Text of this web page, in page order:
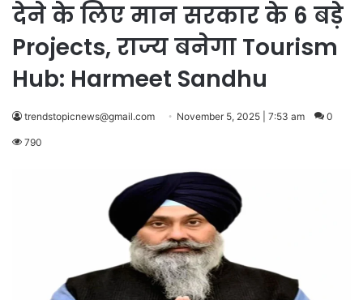
देने के लिए मान सरकार के 6 बड़े
Projects, राज्य बनेगा Tourism
Hub: Harmeet Sandhu
trendstopicnews@gmail.com November 5, 2025 | 7:53 am 0
790